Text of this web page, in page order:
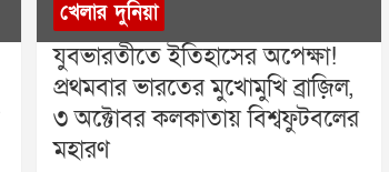
খেলার দুনিয়া
যুবভারতীতে ইতিহাসের অপেক্ষা!
প্রথমবার ভারতের মুখোমুখি ব্রাজ়িল,
৩ অক্টোবর কলকাতায় বিশ্বফুটবলের
মহারণ